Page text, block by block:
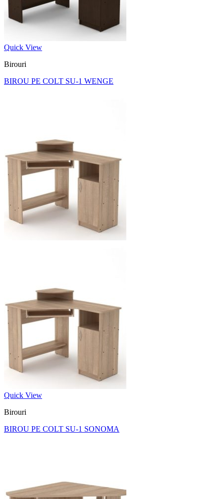
Quick View
Birouri
BIROU PE COLT SU-1 WENGE
Quick View
Birouri
BIROU PE COLT SU-1 SONOMA